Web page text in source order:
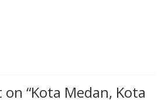
“Kota Medan, Kota